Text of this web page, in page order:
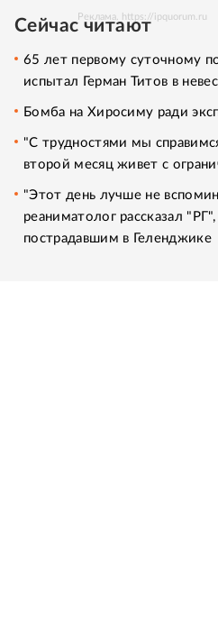
Реклама. https://ipquorum.ru
Сейчас читают
65 лет первому суточному
испытал Герман Титов в
Бомба на Хиросиму ради
"С трудностями мы
второй месяц живет с
"Этот день лучше не
реаниматолог рассказал
пострадавшим в Геленджике